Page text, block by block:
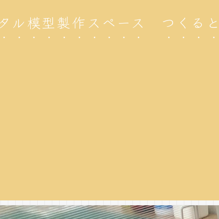
ル模型製作スペース つくる